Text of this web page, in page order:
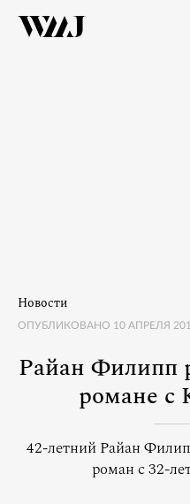
Новости
ОПУБЛИКОВАНО 10 АПРЕЛЯ
Райан Филипп
романе с
42-летний Райан
роман с 32-